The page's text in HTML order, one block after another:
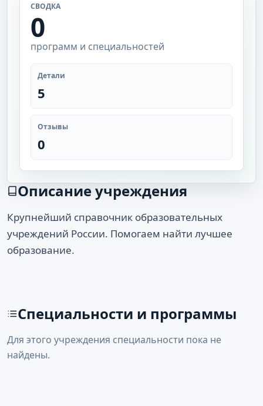
СВОДКА
0
программ и специальностей
Детали
5
Отзывы
0
Описание учреждения
Крупнейший справочник образовательных
учреждений России. Помогаем найти лучшее
образование.
Специальности и программы
Для этого учреждения специальности пока не
найдены.